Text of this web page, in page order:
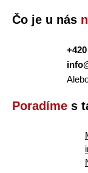
Čo je u nás
Poradíme s